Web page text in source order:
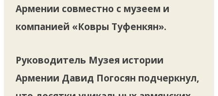
Армении совместно с музеем и
компанией «Ковры Туфенкян».
Руководитель Музея истории
Армении Давид Погосян подчеркнул,